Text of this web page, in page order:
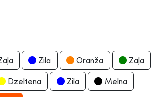
Zila Oranža Zaļa
Dzeltena Zila Melna